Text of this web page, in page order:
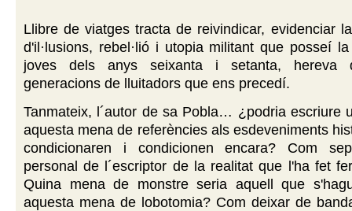
Llibre de viatges tracta de reivindicar, evidenciar
d'il·lusions, rebel·lió i utopia militant que posseí
joves dels anys seixanta i setanta, hereva
generacions de lluitadors que ens precedí.
Tanmateix, l´autor de sa Pobla… ¿podria escriure
aquesta mena de referències als esdeveniments
condicionaren i condicionen encara? Com
personal de l´escriptor de la realitat que l'ha fet
Quina mena de monstre seria aquell que
aquesta mena de lobotomia? Com deixar de